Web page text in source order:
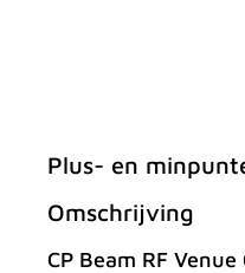
Plus- en
Omschrijving
CP Beam RF